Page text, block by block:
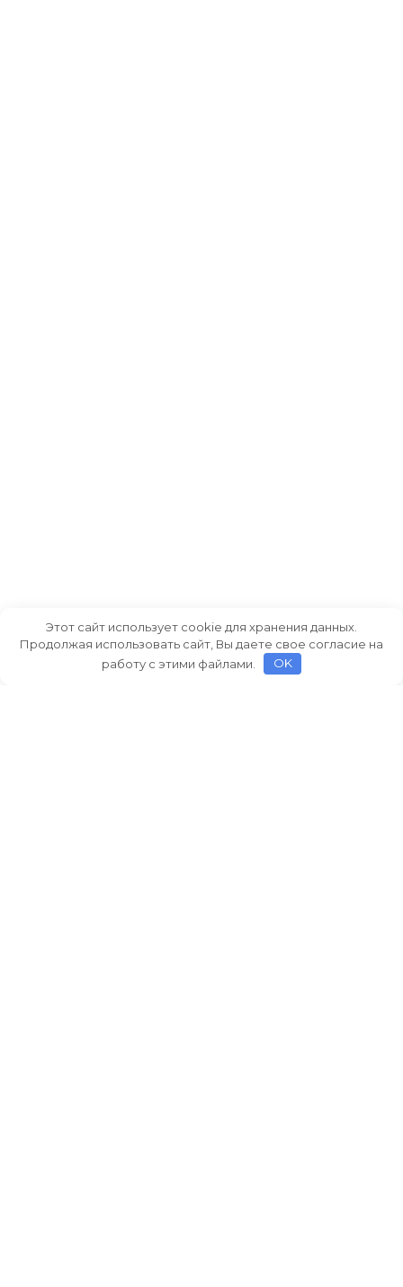
Этот сайт использует cookie для хранения данных.
Продолжая использовать сайт, Вы даете свое согласие на
работу с этими файлами.
OK